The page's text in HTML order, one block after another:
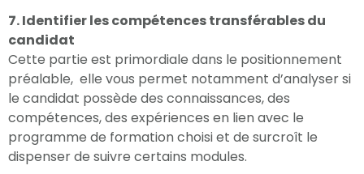
7. Identifier les compétences transférables du
candidat
Cette partie est primordiale dans le positionnement
préalable, elle vous permet notamment d’analyser si
le candidat possède des connaissances, des
compétences, des expériences en lien avec le
programme de formation choisi et de surcroît le
dispenser de suivre certains modules.